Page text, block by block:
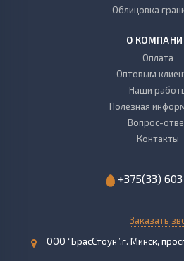
Облицовка
О
Оплата
Оптовым
Наши
Полезная
Вопрос-
Контакты
+375(33)
Заказать
ООО “БрасСтоун”,г. Минск,